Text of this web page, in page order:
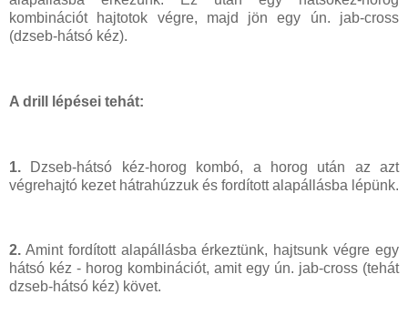
kombinációt hajtotok végre, majd jön egy ún. jab-cross
(dzseb-hátsó kéz).
A drill lépései tehát:
1. Dzseb-hátsó kéz-horog kombó, a horog után az azt
végrehajtó kezet hátrahúzzuk és fordított alapállásba lépünk.
2. Amint fordított alapállásba érkeztünk, hajtsunk végre egy
hátsó kéz - horog kombinációt, amit egy ún. jab-cross (tehát
dzseb-hátsó kéz) követ.